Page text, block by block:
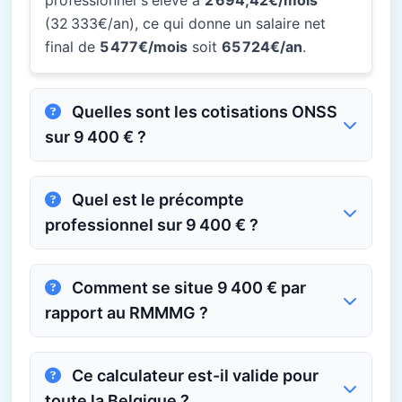
(32 333€/an), ce qui donne un salaire net
final de 5 477€/mois soit 65 724€/an.
sur 9 400 € ?
professionnel sur 9 400 € ?
rapport au RMMMG ?